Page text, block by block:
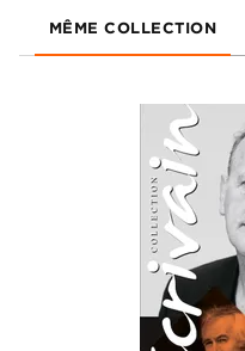
MÊME COLLECTION